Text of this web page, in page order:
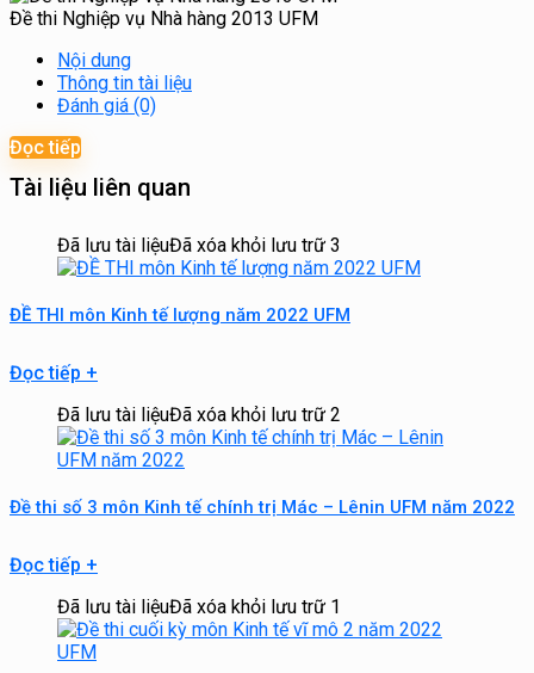
Đề thi Nghiệp vụ Nhà hàng 2013 UFM
Nội dung
Thông tin tài liệu
Đánh giá (0)
Đọc tiếp
Tài liệu liên quan
Đã lưu tài liệuĐã xóa khỏi lưu trữ 3
ĐỀ THI môn Kinh tế lượng năm 2022 UFM
Đọc tiếp +
Đã lưu tài liệuĐã xóa khỏi lưu trữ 2
Đề thi số 3 môn Kinh tế chính trị Mác – Lênin UFM năm 2022
Đọc tiếp +
Đã lưu tài liệuĐã xóa khỏi lưu trữ 1